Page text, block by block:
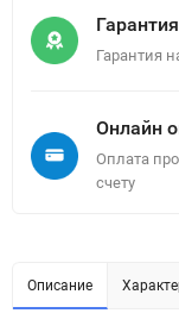
Гарантия
Онлайн
Оплата
счету
Описание